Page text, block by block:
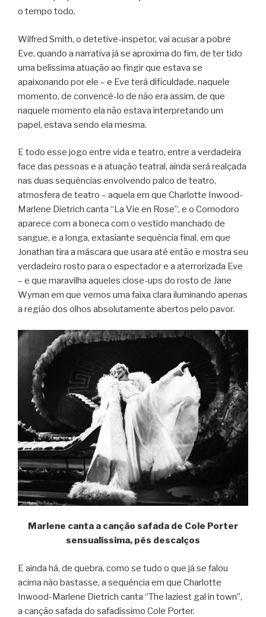
o tempo todo.
Wilfred Smith, o detetive-inspetor, vai acusar a pobre
Eve, quando a narrativa já se aproxima do fim, de ter tido
uma belíssima atuação ao fingir que estava se
apaixonando por ele – e Eve terá dificuldade, naquele
momento, de convencê-lo de não era assim, de que
naquele momento ela não estava interpretando um
papel, estava sendo ela mesma.
E todo esse jogo entre vida e teatro, entre a verdadeira
face das pessoas e a atuação teatral, ainda será realçada
nas duas sequências envolvendo palco de teatro,
atmosfera de teatro – aquela em que Charlotte Inwood-
Marlene Dietrich canta “La Vie en Rose”, e o Comodoro
aparece com a boneca com o vestido manchado de
sangue, e a longa, extasiante sequência final, em que
Jonathan tira a máscara que usara até então e mostra seu
verdadeiro rosto para o espectador e a aterrorizada Eve
– e que maravilha aqueles close-ups do rosto de Jane
Wyman em que vemos uma faixa clara iluminando apenas
a região dos olhos absolutamente abertos pelo pavor.
Marlene canta a canção safada de Cole Porter
sensualíssima, pés descalços
E ainda há, de quebra, como se tudo o que já se falou
acima não bastasse, a sequência em que Charlotte
Inwood-Marlene Dietrich canta “The laziest gal in town”,
a canção safada do safadíssimo Cole Porter.